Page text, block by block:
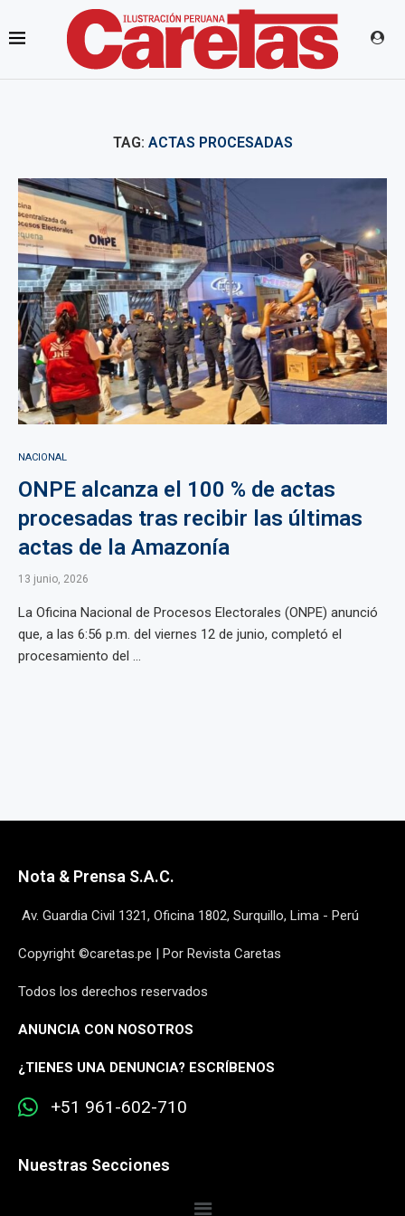
TAG: ACTAS PROCESADAS
NACIONAL
ONPE alcanza el 100 % de actas
procesadas tras recibir las últimas
actas de la Amazonía
13 junio, 2026
La Oficina Nacional de Procesos Electorales (ONPE) anunció
que, a las 6:56 p.m. del viernes 12 de junio, completó el
procesamiento del ...
Nota & Prensa S.A.C.
Av. Guardia Civil 1321, Oficina 1802, Surquillo, Lima - Perú
Copyright ©caretas.pe | Por Revista Caretas
Todos los derechos reservados
ANUNCIA CON NOSOTROS
¿TIENES UNA DENUNCIA? ESCRÍBENOS
+51 961-602-710
Nuestras Secciones